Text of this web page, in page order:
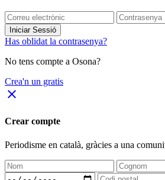
Iniciar Sessió
Has oblidat la contrasenya?
No tens compte a Osona?
Crea'n un gratis
close
Crear compte
Periodisme en català, gràcies a una